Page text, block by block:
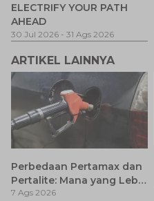
ELECTRIFY YOUR PATH
AHEAD
30 Jul 2026 - 31 Ags 2026
ARTIKEL LAINNYA
Perbedaan Pertamax dan
Pertalite: Mana yang Lebih
Baik untuk Mobil Toyota
7 Ags 2026